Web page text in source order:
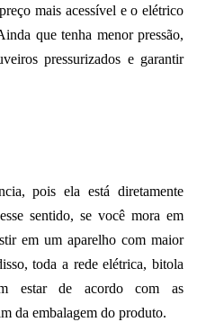
mais acessível e o elétrico
que tenha menor pressão,
pressurizados e garantir
pois ela está diretamente
sentido, se você mora em
em um aparelho com maior
toda a rede elétrica, bitola
estar de acordo com as
da embalagem do produto.